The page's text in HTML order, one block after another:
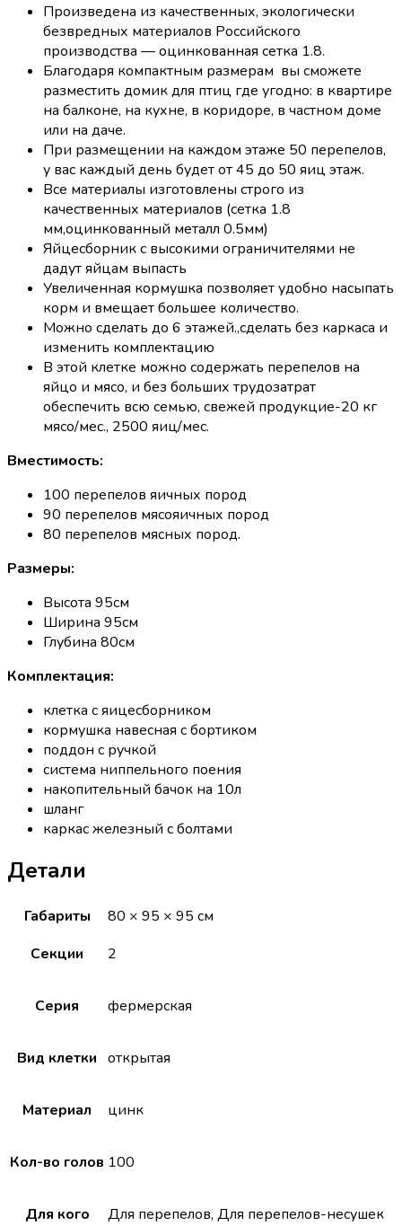
Произведена из качественных, экологически
безвредных материалов Российского
производства — оцинкованная сетка 1.8.
Благодаря компактным размерам вы сможете
разместить домик для птиц где угодно: в квартире
на балконе, на кухне, в коридоре, в частном доме
или на даче.
При размещении на каждом этаже 50 перепелов,
у вас каждый день будет от 45 до 50 яиц этаж.
Все материалы изготовлены строго из
качественных материалов (сетка 1.8
мм,оцинкованный металл 0.5мм)
Яйцесборник с высокими ограничителями не
дадут яйцам выпасть
Увеличенная кормушка позволяет удобно насыпать
корм и вмещает большее количество.
Можно сделать до 6 этажей.,сделать без каркаса и
изменить комплектацию
В этой клетке можно содержать перепелов на
яйцо и мясо, и без больших трудозатрат
обеспечить всю семью, свежей продукцие-20 кг
мясо/мес., 2500 яиц/мес.
Вместимость:
100 перепелов яичных пород
90 перепелов мясояичных пород
80 перепелов мясных пород.
Размеры:
Высота 95см
Ширина 95см
Глубина 80см
Комплектация:
клетка с яицесборником
кормушка навесная с бортиком
поддон с ручкой
система ниппельного поения
накопительный бачок на 10л
шланг
каркас железный с болтами
Детали
Габариты
80 × 95 × 95 см
Секции
2
Серия фермерская
Вид клетки открытая
Материал цинк
Кол-во голов 100
Для кого Для перепелов, Для перепелов-несушек